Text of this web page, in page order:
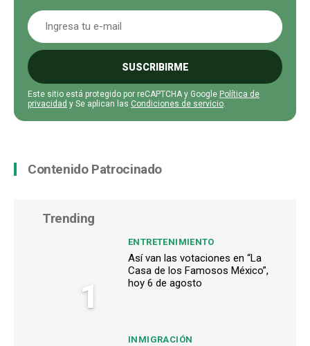
SUSCRIBIRME
Este sitio está protegido por reCAPTCHA y Google Política de
privacidad y Se aplican las Condiciones de servicio.
Contenido Patrocinado
Trending
1
ENTRETENIMIENTO
Así van las votaciones en “La
Casa de los Famosos México”,
hoy 6 de agosto
INMIGRACIÓN